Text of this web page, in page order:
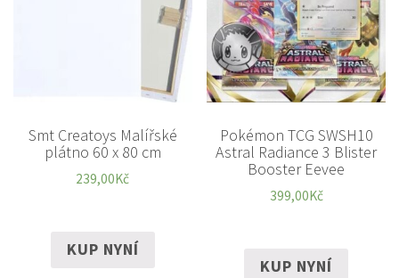
Smt Creatoys Malířské
plátno 60 x 80 cm
239,00Kč
KUP NYNÍ
Pokémon TCG SWSH10
Astral Radiance 3 Blister
Booster Eevee
399,00Kč
KUP NYNÍ